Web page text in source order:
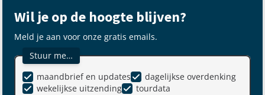
Wil je op de hoogte blijven?
Meld je aan voor onze gratis emails.
Stuur me…
maandbrief en updates
dagelijkse overdenking
wekelijkse uitzending
tourdata